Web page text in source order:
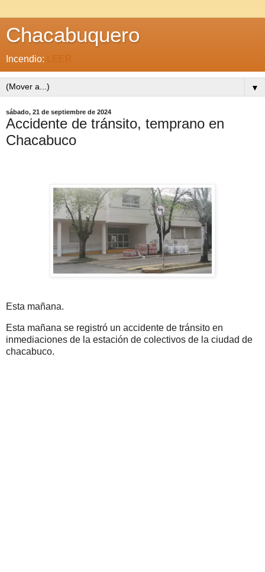
Chacabuquero
Incendio: LEER
▼
sábado, 21 de septiembre de 2024
Accidente de tránsito, temprano en
Chacabuco
Esta mañana.
Esta mañana se registró un accidente de tránsito en
inmediaciones de la estación de colectivos de la ciudad de
chacabuco.